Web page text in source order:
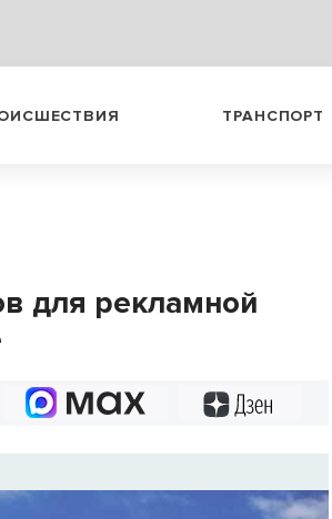
ТРАНСПОРТ
для рекламной